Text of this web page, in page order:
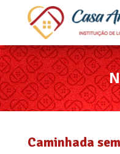
Caminhada